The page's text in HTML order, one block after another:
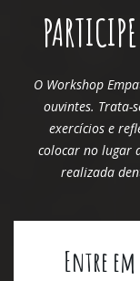
O Workshop
ouvintes. Trata-
exercícios e
colocar no lugar
realizada
Entre